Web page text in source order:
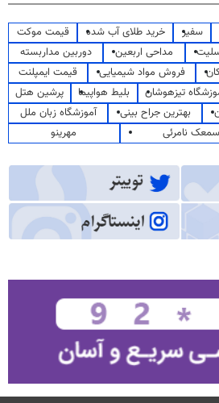
سفیر خرید طلای آب شده
قیمت موکت
مداحی اربعین
دوربین مداربسته
فروش مواد شیمیایی
قیمت ایمپلنت
تیزهوشان بلیط هواپیما
پرشین هتل
بهترین جراح بینی
آموزشگاه زبان ملل
نامرئی
مهرینو